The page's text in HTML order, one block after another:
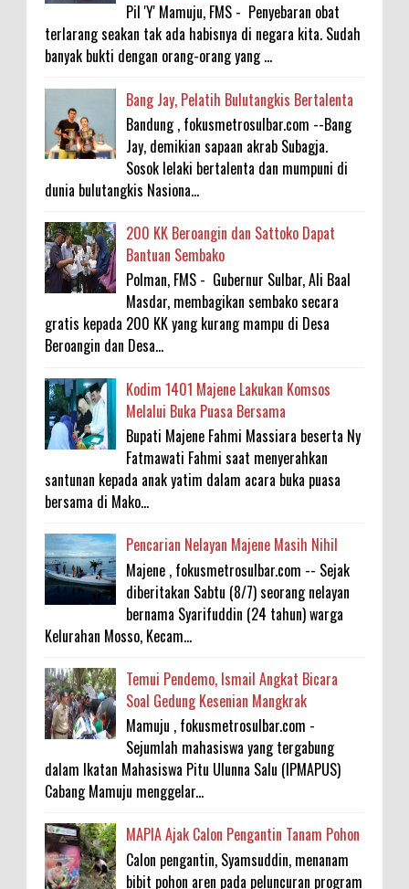
Pil 'Y' Mamuju, FMS - Penyebaran obat
terlarang seakan tak ada habisnya di negara kita. Sudah
banyak bukti dengan orang-orang yang ...
Bang Jay, Pelatih Bulutangkis Bertalenta
Bandung , fokusmetrosulbar.com --Bang
Jay, demikian sapaan akrab Subagja.
Sosok lelaki bertalenta dan mumpuni di
dunia bulutangkis Nasiona...
200 KK Beroangin dan Sattoko Dapat
Bantuan Sembako
Polman, FMS - Gubernur Sulbar, Ali Baal
Masdar, membagikan sembako secara
gratis kepada 200 KK yang kurang mampu di Desa
Beroangin dan Desa...
Kodim 1401 Majene Lakukan Komsos
Melalui Buka Puasa Bersama
Bupati Majene Fahmi Massiara beserta Ny
Fatmawati Fahmi saat menyerahkan
santunan kepada anak yatim dalam acara buka puasa
bersama di Mako...
Pencarian Nelayan Majene Masih Nihil
Majene , fokusmetrosulbar.com -- Sejak
diberitakan Sabtu (8/7) seorang nelayan
bernama Syarifuddin (24 tahun) warga
Kelurahan Mosso, Kecam...
Temui Pendemo, Ismail Angkat Bicara
Soal Gedung Kesenian Mangkrak
Mamuju , fokusmetrosulbar.com -
Sejumlah mahasiswa yang tergabung
dalam Ikatan Mahasiswa Pitu Ulunna Salu (IPMAPUS)
Cabang Mamuju menggelar...
MAPIA Ajak Calon Pengantin Tanam Pohon
Calon pengantin, Syamsuddin, menanam
bibit pohon aren pada peluncuran program